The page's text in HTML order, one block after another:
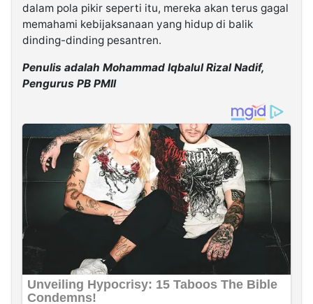
dalam pola pikir seperti itu, mereka akan terus gagal
memahami kebijaksanaan yang hidup di balik
dinding-dinding pesantren.
Penulis adalah Mohammad Iqbalul Rizal Nadif,
Pengurus PB PMII